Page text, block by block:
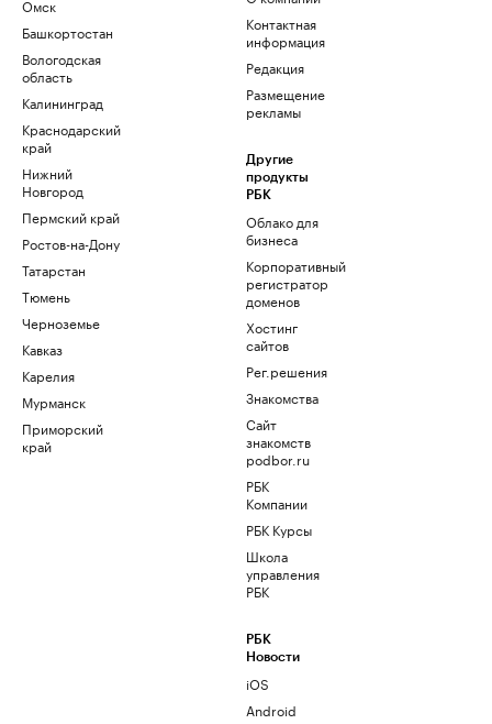
Омск
Башкортостан
Вологодская
область
Калининград
Краснодарский
край
Нижний
Новгород
Пермский край
Ростов-на-Дону
Татарстан
Тюмень
Черноземье
Кавказ
Карелия
Мурманск
Приморский
край
Контактная
информация
Редакция
Размещение
рекламы
Другие
продукты
РБК
Облако для
бизнеса
Корпоративный
регистратор
доменов
Хостинг
сайтов
Рег.решения
Знакомства
Сайт
знакомств
podbor.ru
РБК
Компании
РБК Курсы
Школа
управления
РБК
РБК
Новости
iOS
Android